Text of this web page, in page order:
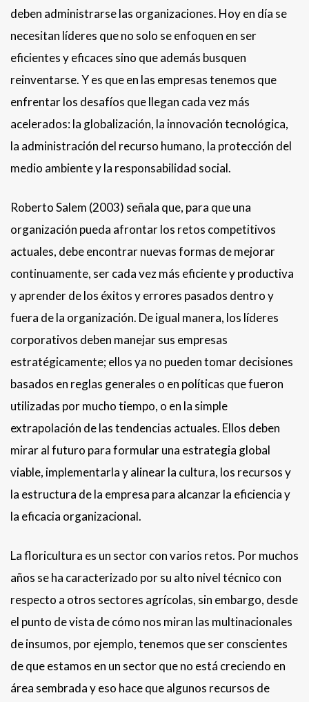
deben administrarse las organizaciones. Hoy en día se
necesitan líderes que no solo se enfoquen en ser
eficientes y eficaces sino que además busquen
reinventarse. Y es que en las empresas tenemos que
enfrentar los desafíos que llegan cada vez más
acelerados: la globalización, la innovación tecnológica,
la administración del recurso humano, la protección del
medio ambiente y la responsabilidad social.
Roberto Salem (2003) señala que, para que una
organización pueda afrontar los retos competitivos
actuales, debe encontrar nuevas formas de mejorar
continuamente, ser cada vez más eficiente y productiva
y aprender de los éxitos y errores pasados dentro y
fuera de la organización. De igual manera, los líderes
corporativos deben manejar sus empresas
estratégicamente; ellos ya no pueden tomar decisiones
basados en reglas generales o en políticas que fueron
utilizadas por mucho tiempo, o en la simple
extrapolación de las tendencias actuales. Ellos deben
mirar al futuro para formular una estrategia global
viable, implementarla y alinear la cultura, los recursos y
la estructura de la empresa para alcanzar la eficiencia y
la eficacia organizacional.
La floricultura es un sector con varios retos. Por muchos
años se ha caracterizado por su alto nivel técnico con
respecto a otros sectores agrícolas, sin embargo, desde
el punto de vista de cómo nos miran las multinacionales
de insumos, por ejemplo, tenemos que ser conscientes
de que estamos en un sector que no está creciendo en
área sembrada y eso hace que algunos recursos de